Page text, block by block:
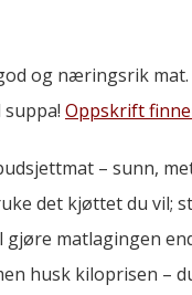
og næringsrik
Oppskrift
– sunn,
det kjøttet du vil;
gjøre matlagingen
husk kiloprisen –